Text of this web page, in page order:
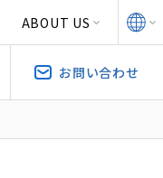
ABOUT US
お問い合わせ